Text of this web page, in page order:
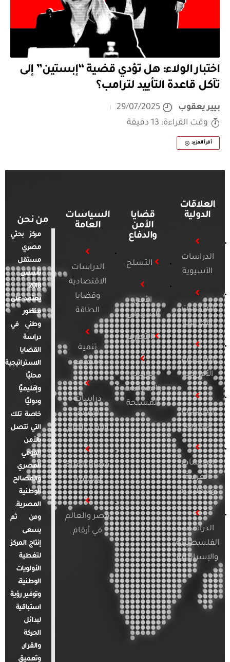
اختبار الولاء: هل تؤدي قضية “إبستين” إلى
تآكل قاعدة التأييد لترامب؟
بيير يعقوب
29/07/2025
وقت القراءة: 13 دقيقة
أقرأ المزيد
العلاقات
الدولية
الدراسات
الآسيوية
الدراسات
الأفريقية
الدراسات
الأمريكية
الدراسات
الأوروبية
الدراسات
العربية
والإقليمية
الدراسات
الفلسطينية
والإسرائيلية
قضايا
الأمن
والدفاع
التسلح
الأمن
السيبراني
التطرف
الإرهاب
والصراعات
المسلحة
السياسات
العامة
الدراسات
الاقتصادية
وقضايا
الطاقة
تنمية
ومجتمع
دراسات
الإعلام
والرأي العام
قضايا المرأة
والأسرة
مصر والعالم
في أرقام
من نحن
مركز بحثي
مصري
مستقل
تأسس
2018.
يعتمد على
منظور
وطني في
دراسة
القضايا
الاستراتيجية
محليًا
وإقليميًا
ودوليًا
خاصة تلك
التي تتصل
بالأمن
القومي
المصري
والمصالح
الوطنية
المصرية.
ومن ثم
يسعى
إنتاج المركز
لتغطية
الأولويات
الوطنية،
وتوفير رؤية
استباقية
لبدائل
الحركة
والقرار.
وتعميق